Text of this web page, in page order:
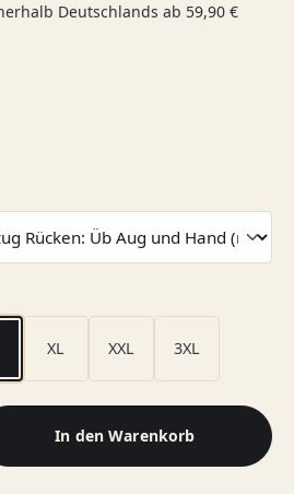
Deutschlands ab 59,90 €
XL XXL 3XL
gewünschten Wert ein oder
In den Warenkorb